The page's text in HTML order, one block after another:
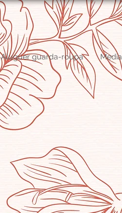
Aluguer guarda-roupa Media